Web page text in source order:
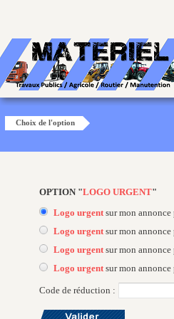
Choix de l'option
OPTION "LOGO URGENT"
Logo urgentsur mon annonce
Logo urgentsur mon annonce
Logo urgentsur mon annonce
Logo urgentsur mon annonce
Code de réduction :